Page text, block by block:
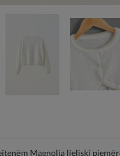
Magnolia lieliski